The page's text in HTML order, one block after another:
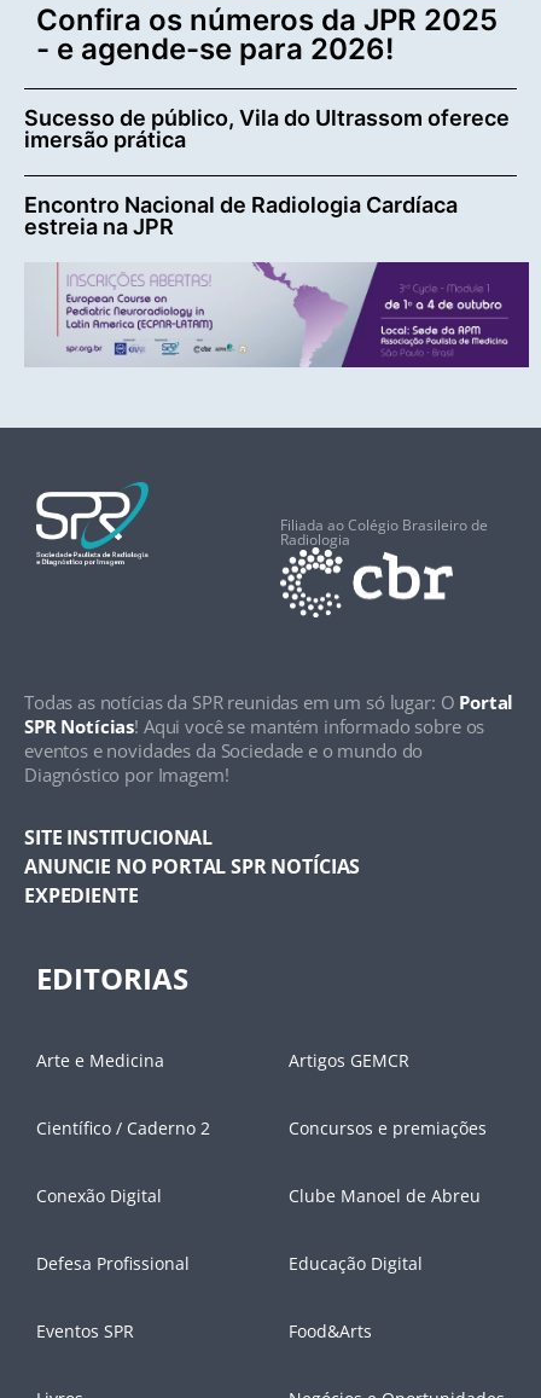
Confira os números da JPR 2025
- e agende-se para 2026!
Sucesso de público, Vila do Ultrassom oferece
imersão prática
Encontro Nacional de Radiologia Cardíaca
estreia na JPR
Filiada ao Colégio Brasileiro de
Radiologia
Todas as notícias da SPR reunidas em um só lugar: O Portal
SPR Notícias! Aqui você se mantém informado sobre os
eventos e novidades da Sociedade e o mundo do
Diagnóstico por Imagem!
SITE INSTITUCIONAL
ANUNCIE NO PORTAL SPR NOTÍCIAS
EXPEDIENTE
EDITORIAS
Arte e Medicina Artigos GEMCR
Científico / Caderno 2 Concursos e premiações
Conexão Digital Clube Manoel de Abreu
Defesa Profissional Educação Digital
Eventos SPR Food&Arts